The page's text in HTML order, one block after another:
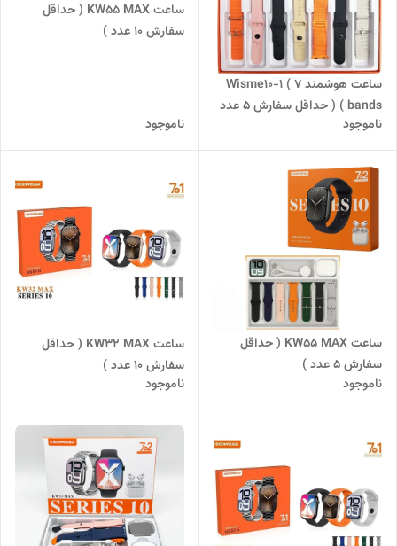
ساعت هوشمند Wisme10-1 ( 7
bands ) ( حداقل سفارش 5 عدد
)
ناموجود
ساعت KW55 MAX ( حداقل
سفارش 10 عدد )
ناموجود
ساعت KW55 MAX ( حداقل
سفارش 5 عدد )
ناموجود
ساعت KW32 MAX ( حداقل
سفارش 10 عدد )
ناموجود